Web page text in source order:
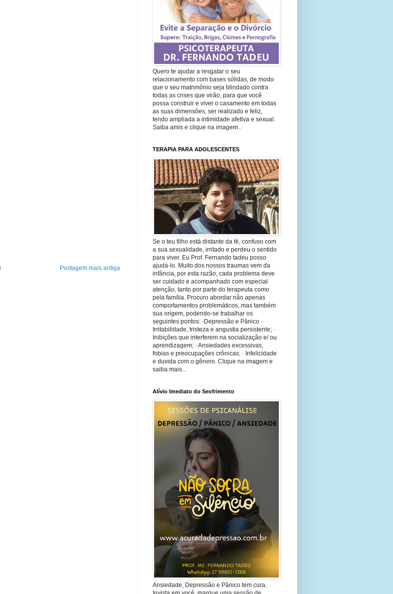
Postagem mais antiga
Quero te ajudar a resgatar o seu
relacionamento com bases sólidas, de modo
que o seu matrimônio seja blindado contra
todas as crises que virão, para que você
possa construir e viver o casamento em todas
as suas dimensões, ser realizado e feliz,
tendo ampliada a intimidade afetiva e sexual.
Saiba amis e clique na imagem..
TERAPIA PARA ADOLESCENTES
Se o teu filho está distante da fé, confuso com
a sua sexualidade, irritado e perdeu o sentido
para viver. Eu Prof. Fernando tadeu posso
ajudá-lo. Muito dos nossos traumas vem da
infância, por esta razão, cada problema deve
ser cuidado e acompanhado com especial
atenção, tanto por parte do terapeuta como
pela família. Procuro abordar não apenas
comportamentos problemáticos, mas também
sua origem, podendo-se trabalhar os
seguintes pontos: -Depressão e Pânico ·
Irritabilidade, tristeza e angustia persistente; ·
Inibições que interferem na socialização e/ ou
aprendizagem; · Ansiedades excessivas,
fobias e preocupações crônicas; · Infelicidade
e duvida com o gênero. Clique na imagem e
saiba mais...
Alívio Imediato do Seofrimento
Ansiedade, Depressão e Pânico tem cura.